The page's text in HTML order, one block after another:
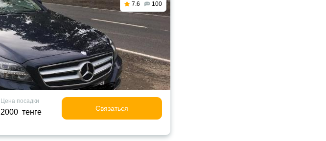
7.6 100
Цена посадки
2000 тенге Связаться